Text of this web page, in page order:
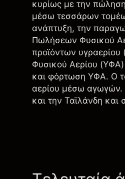
κυρίως με την πώληση
μέσω τεσσάρων
ανάπτυξη, την
Πωλήσεων Φυσικού
προϊόντων υγραερίου
Φυσικού Αερίου (ΥΦΑ)
και φόρτωση ΥΦΑ. Ο
αερίου μέσω αγωγών.
και την Ταϊλάνδη και